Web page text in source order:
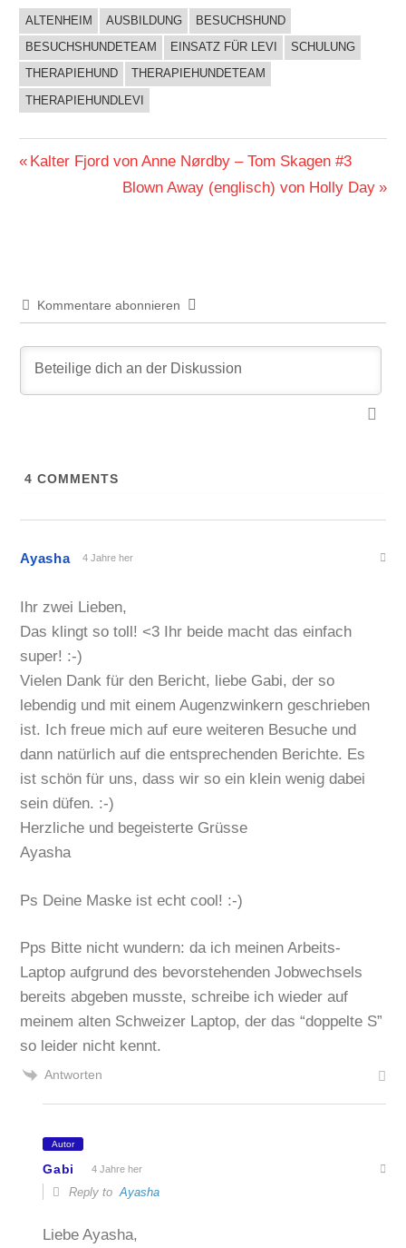
BUCHIGES
ALTENHEIM AUSBILDUNG
BESUCHSHUND
BESUCHSHUNDETEAM
EINSATZ FÜR LEVI
SCHULUNG
THERAPIEHUND
THERAPIEHUNDETEAM
THERAPIEHUNDLEVI
Beitragsnavigation
Vorheriger
Kalter Fjord von Anne Nørdby – Tom Skagen #3
Nächster
Blown Away (englisch) von Holly Day
Kommentare abonnieren
4 COMMENTS
Ayasha 4 Jahre her
Ihr zwei Lieben,
Das klingt so toll! <3 Ihr beide macht das einfach
super! :-)
Vielen Dank für den Bericht, liebe Gabi, der so
lebendig und mit einem Augenzwinkern geschrieben
ist. Ich freue mich auf eure weiteren Besuche und
dann natürlich auf die entsprechenden Berichte. Es
ist schön für uns, dass wir so ein klein wenig dabei
sein düfen. :-)
Herzliche und begeisterte Grüsse
Ayasha
Ps Deine Maske ist echt cool! :-)
Pps Bitte nicht wundern: da ich meinen Arbeits-
Laptop aufgrund des bevorstehenden Jobwechsels
bereits abgeben musste, schreibe ich wieder auf
meinem alten Schweizer Laptop, der das “doppelte S”
so leider nicht kennt.
Antworten
Autor
Gabi 4 Jahre her
Reply toAyasha
Liebe Ayasha,